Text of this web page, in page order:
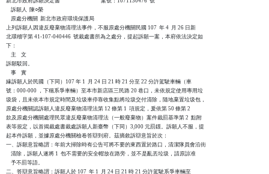
    訴願人  陳○榮
    原處分機關  新北市政府環境保護局
上列訴願人因違反廢棄物清理法事件，不服原處分機關民國 107  年 4  月 26 日新
北環稽字第 41-107-040446  號裁處書所為之處分，提起訴願一案，本府依法決定如
下：
    主    文
訴願駁回。
    事    實
緣訴願人於民國（下同）107 年 1  月 24 日 21 時 21 分至 22 分許駕駛車輛（車
號：000-000 ，下稱系爭車輛）至本市新店區三民路 20 巷口，未依規定使用專用垃
圾袋，且未依本市規定時間及垃圾車停靠收集點將垃圾交付清除，隨地棄置垃圾包，
原處分機關認訴願人違反廢棄物清理法第 12 條第 1  項規定，爰依第 50 條第 2
款及原處分機關處理民眾違反廢棄物清理法（一般廢棄物）案件裁罰基準第 2  點附
表等規定，以首揭裁處書裁處訴願人新臺幣（下同）3,000 元罰鍰。訴願人不服，提
起本件訴願，並據原處分機關檢卷答辯到府。茲摘敘訴辯意旨於次：
一、訴願意旨略謂：年前大掃除時有公告可將不要的東西置於路口，清潔隊員會沿街
    清除，訴願人遂將 1  包不需要的安全帽放在路旁，並不是亂丟垃圾，請原諒准
    予不罰等語。
二、答辯意旨略謂：訴願人於 107  年 1  月 24 日 21 時 21 分許駕駛系爭車輛至